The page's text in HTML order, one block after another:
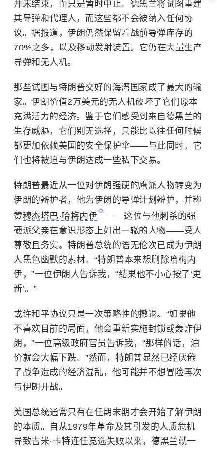
并未结束，而只是暂时中止。德黑兰将试图重建
其导弹和代理人，而这些都不会被纳入任何协
议。据报道，伊朗仍然保留着战前导弹库存的
70%之多，以及移动发射装置。它仍在大量生产
导弹和无人机。
那些试图与特朗普交好的海湾国家成了最大的输
家。伊朗价值2万美元的无人机破坏了它们原本
充满活力的经济。鉴于它们感受到来自德黑兰的
生存威胁，它们别无选择，只能比以往任何时候
都更加依赖美国的安全保护伞——与此同时，它
们也将被迫与伊朗达成一些私下交易。
特朗普最近从一位对伊朗强硬的鹰派人物转变为
伊朗的辩护者，他为伊朗的导弹计划辩护，并称
赞穆杰塔巴·哈梅内伊
——这位与他刺杀的强
硬派父亲在意识形态上如出一辙的人物——受人
尊敬且务实。特朗普总统的语无伦次已成为伊朗
人黑色幽默的素材。“特朗普本来想删除哈梅内
伊，”一位伊朗人告诉我，“结果他不小心按了‘更
新’。”
或许和平协议只是一次策略性的撤退。“如果他
不喜欢目前的局面，他会重新实施封锁或轰炸伊
朗，”一位高级政府官员告诉我，“那样的话，油
价就会大幅下跌。”然而，特朗普显然已经厌倦
了战争造成的经济混乱，他可能并不想冒险再次
与伊朗开战。
美国总统通常只有在任期末期才会开始了解伊朗
的本质。自从1979年革命及其引发的人质危机
导致吉米·卡特连任竞选失败以来，德黑兰就一